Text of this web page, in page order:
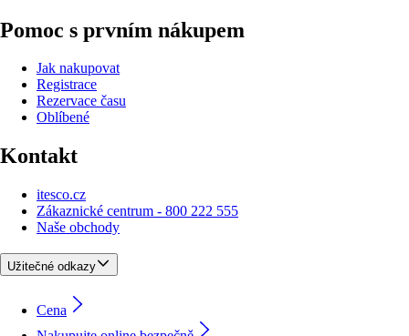
Pomoc s prvním nákupem
Jak nakupovat
Registrace
Rezervace času
Oblíbené
Kontakt
itesco.cz
Zákaznické centrum - 800 222 555
Naše obchody
Užitečné odkazy
Cena